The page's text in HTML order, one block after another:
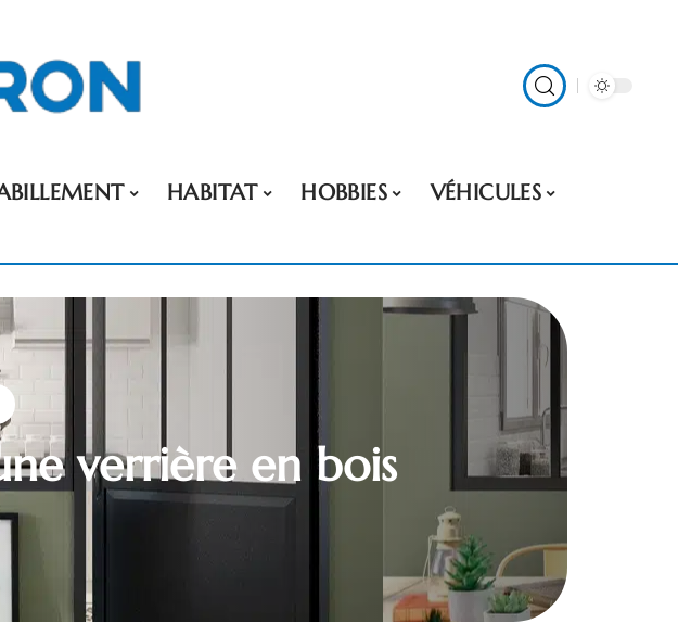
HABITAT HOBBIES
VÉHICULES
verrière en bois